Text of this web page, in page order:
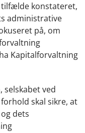
konstateret,
administrative
på, om
Kapitalforvaltning
selskabet ved
skal sikre, at
dets